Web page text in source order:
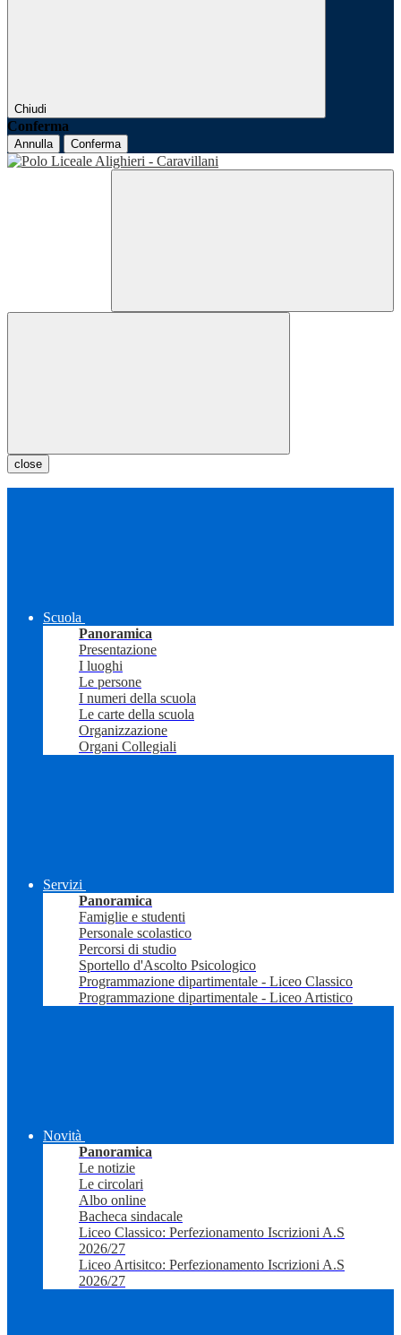
Chiudi
Conferma
Annulla Conferma
close
Scuola
Panoramica
Presentazione
I luoghi
Le persone
I numeri della scuola
Le carte della scuola
Organizzazione
Organi Collegiali
Servizi
Panoramica
Famiglie e studenti
Personale scolastico
Percorsi di studio
Sportello d'Ascolto Psicologico
Programmazione dipartimentale - Liceo Classico
Programmazione dipartimentale - Liceo Artistico
Novità
Panoramica
Le notizie
Le circolari
Albo online
Bacheca sindacale
Liceo Classico: Perfezionamento Iscrizioni A.S
2026/27
Liceo Artisitco: Perfezionamento Iscrizioni A.S
2026/27